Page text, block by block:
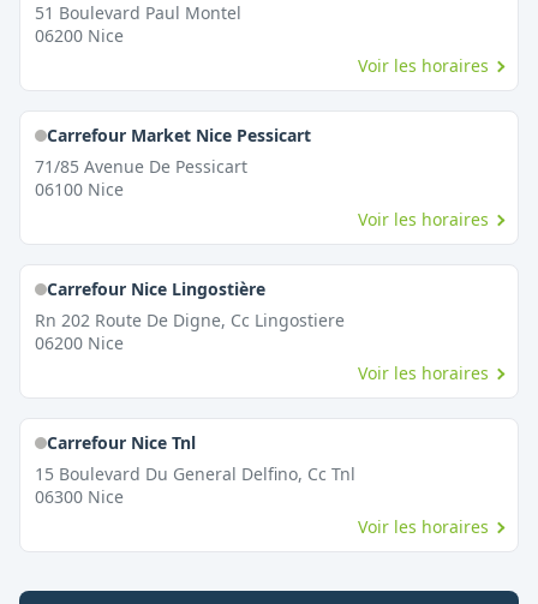
51 Boulevard Paul Montel
06200 Nice
Voir les horaires
Carrefour Market Nice Pessicart
71/85 Avenue De Pessicart
06100 Nice
Voir les horaires
Carrefour Nice Lingostière
Rn 202 Route De Digne, Cc Lingostiere
06200 Nice
Voir les horaires
Carrefour Nice Tnl
15 Boulevard Du General Delfino, Cc Tnl
06300 Nice
Voir les horaires